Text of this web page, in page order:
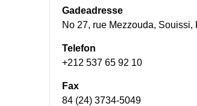
Gadeadresse
No 27, rue Mezzouda,
Telefon
+212 537 65 92 10
Fax
84 (24) 3734-5049